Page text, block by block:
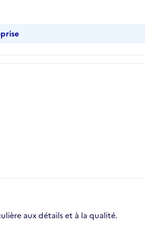
aux détails et à la qualité.